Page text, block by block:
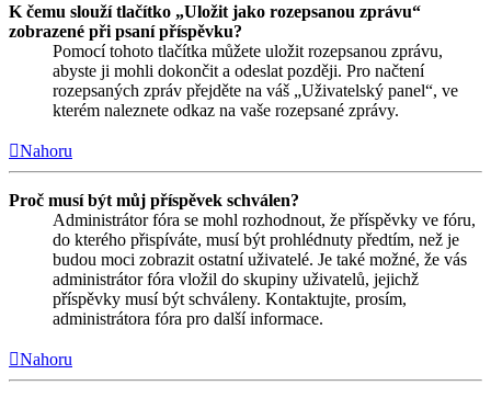
K čemu slouží tlačítko „Uložit jako rozepsanou zprávu“
zobrazené při psaní příspěvku?
Pomocí tohoto tlačítka můžete uložit rozepsanou zprávu,
abyste ji mohli dokončit a odeslat později. Pro načtení
rozepsaných zpráv přejděte na váš „Uživatelský panel“, ve
kterém naleznete odkaz na vaše rozepsané zprávy.
Nahoru
Proč musí být můj příspěvek schválen?
Administrátor fóra se mohl rozhodnout, že příspěvky ve fóru,
do kterého přispíváte, musí být prohlédnuty předtím, než je
budou moci zobrazit ostatní uživatelé. Je také možné, že vás
administrátor fóra vložil do skupiny uživatelů, jejichž
příspěvky musí být schváleny. Kontaktujte, prosím,
administrátora fóra pro další informace.
Nahoru